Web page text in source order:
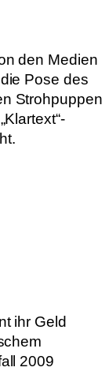
den Medien
Pose des
Strohpuppen
ihr Geld
2009